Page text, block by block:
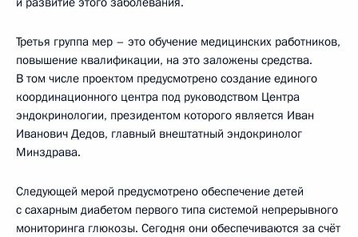
Третья группа мер – это обучение медицинских работников,
повышение квалификации, на это заложены средства.
В том числе проектом предусмотрено создание единого
координационного центра под руководством Центра
эндокринологии, президентом которого является Иван
Иванович Дедов, главный внештатный эндокринолог
Минздрава.
Следующей мерой предусмотрено обеспечение детей
с сахарным диабетом первого типа системой непрерывного
мониторинга глюкозы. Сегодня они обеспечиваются за счёт